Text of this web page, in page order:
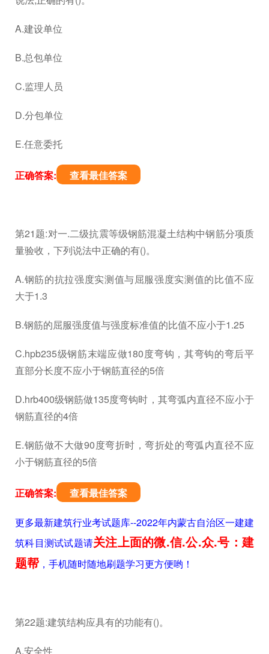
A.建设单位
B.总包单位
C.监理人员
D.分包单位
E.任意委托
正确答案: 查看最佳答案
第21题:对一.二级抗震等级钢筋混凝土结构中钢筋分项质
量验收，下列说法中正确的有()。
A.钢筋的抗拉强度实测值与屈服强度实测值的比值不应
大于1.3
B.钢筋的屈服强度值与强度标准值的比值不应小于1.25
C.hpb235级钢筋末端应做180度弯钩，其弯钩的弯后平
直部分长度不应小于钢筋直径的5倍
D.hrb400级钢筋做135度弯钩时，其弯弧内直径不应小于
钢筋直径的4倍
E.钢筋做不大做90度弯折时，弯折处的弯弧内直径不应
小于钢筋直径的5倍
正确答案: 查看最佳答案
更多最新建筑行业考试题库--2022年内蒙古自治区一建建
筑科目测试试题请关注上面的微.信.公.众.号：建
题帮 ，手机随时随地刷题学习更方便哟！
第22题:建筑结构应具有的功能有()。
A.安全性